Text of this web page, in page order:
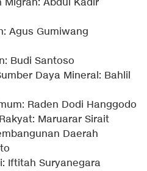
Migran: Abdul Kadir
Agus Gumiwang
Budi Santoso
Daya Mineral: Bahlil
Raden Dodi Hanggodo
Maruarar Sirait
Daerah
Iftitah Suryanegara